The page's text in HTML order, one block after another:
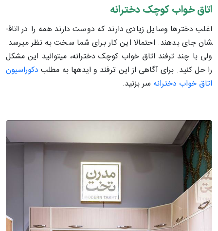
اتاق خواب کوچک دخترانه
اغلب دخترها وسایل زیادی دارند که دوست دارند همه را در اتاق­
شان جای بدهند. احتمالا این کار برای شما سخت به نظر می­رسد.
ولی با چند ترفند اتاق خواب کوچک دخترانه، می­توانید این مشکل
را حل کنید. برای آگاهی از این ترفند و ایده­ها به مطلب دکوراسیون
اتاق خواب دخترانه سر بزنید.